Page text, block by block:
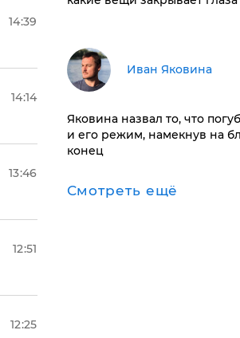
14:39
14:14
13:46
12:51
12:25
Иван Яковина
Яковина назвал то, что
и его режим, намекнув на
конец
Смотреть ещё